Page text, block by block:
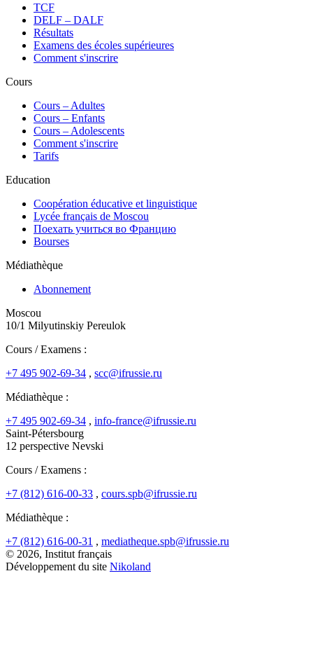
TCF
DELF – DALF
Résultats
Examens des écoles supérieures
Comment s'inscrire
Cours
Сours – Adultes
Cours – Enfants
Cours – Adolescents
Comment s'inscrire
Tarifs
Education
Coopération éducative et linguistique
Lycée français de Moscou
Поехать учиться во Францию
Bourses
Médiathèque
Abonnement
Moscou
10/1 Milyutinskiy Pereulok
Cours / Examens :
+7 495 902-69-34 , scc@ifrussie.ru
Médiathèque :
+7 495 902-69-34 , info-france@ifrussie.ru
Saint-Pétersbourg
12 perspective Nevski
Cours / Examens :
+7 (812) 616-00-33 , cours.spb@ifrussie.ru
Médiathèque :
+7 (812) 616-00-31 , mediatheque.spb@ifrussie.ru
© 2026, Institut français
Développement du site Nikoland